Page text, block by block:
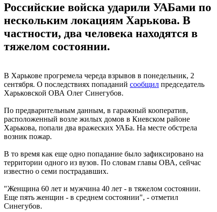
Российские войска ударили УАБами по
нескольким локациям Харькова. В
частности, два человека находятся в
тяжелом состоянии.
В Харькове прогремела череда взрывов в понедельник, 2
сентября. О последствиях попаданий сообщил председатель
Харьковской ОВА Олег Синегубов.
По предварительным данным, в гаражный кооператив,
расположенный возле жилых домов в Киевском районе
Харькова, попали два вражеских УАБа. На месте обстрела
возник пожар.
В то время как еще одно попадание было зафиксировано на
территории одного из вузов. По словам главы ОВА, сейчас
известно о семи пострадавших.
"Женщина 60 лет и мужчина 40 лет - в тяжелом состоянии.
Еще пять женщин - в среднем состоянии", - отметил
Синегубов.